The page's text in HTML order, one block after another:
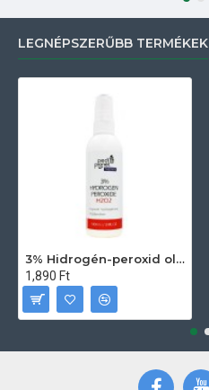
LEGNÉPSZERŰBB TERMÉKEK
3% Hidrogén-peroxid oldat (sebfertőtlenítő) 100ml
1,890 Ft